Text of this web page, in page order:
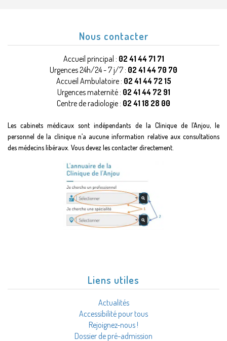
Nous contacter
Accueil principal : 02 41 44 71 71
Urgences 24h/24 - 7 j/7 : 02 41 44 70 70
Accueil Ambulatoire : 02 41 44 72 15
Urgences maternité : 02 41 44 72 91
Centre de radiologie : 02 41 18 28 00
Les cabinets médicaux sont indépendants de la Clinique de l’Anjou, le
personnel de la clinique n’a aucune information relative aux consultations
des médecins libéraux. Vous devez les contacter directement.
Liens utiles
Actualités
Accessibilité pour tous
Rejoignez-nous !
Dossier de pré-admission